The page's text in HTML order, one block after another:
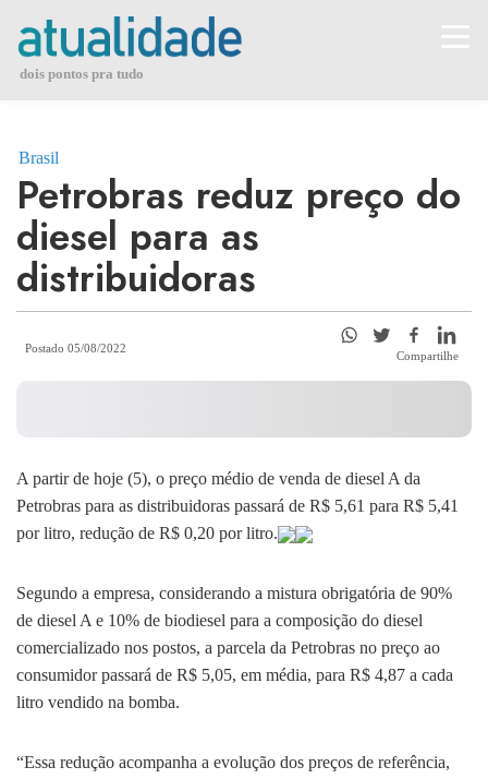
contentdois pontos pra tudo
Brasil
Petrobras reduz preço do
diesel para as
distribuidoras
Postado 05/08/2022
Compartilhe
A partir de hoje (5), o preço médio de venda de diesel A da
Petrobras para as distribuidoras passará de R$ 5,61 para R$ 5,41
por litro, redução de R$ 0,20 por litro.
Segundo a empresa, considerando a mistura obrigatória de 90%
de diesel A e 10% de biodiesel para a composição do diesel
comercializado nos postos, a parcela da Petrobras no preço ao
consumidor passará de R$ 5,05, em média, para R$ 4,87 a cada
litro vendido na bomba.
“Essa redução acompanha a evolução dos preços de referência,